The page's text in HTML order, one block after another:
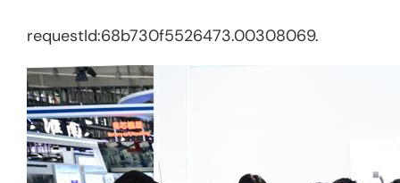
requestId:68b730f5526473.00308069.